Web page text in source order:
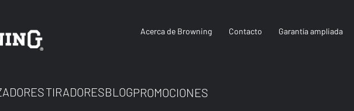
Acerca de Browning Contacto Garantía ampliada
TIRADORESBLOGPROMOCIONES